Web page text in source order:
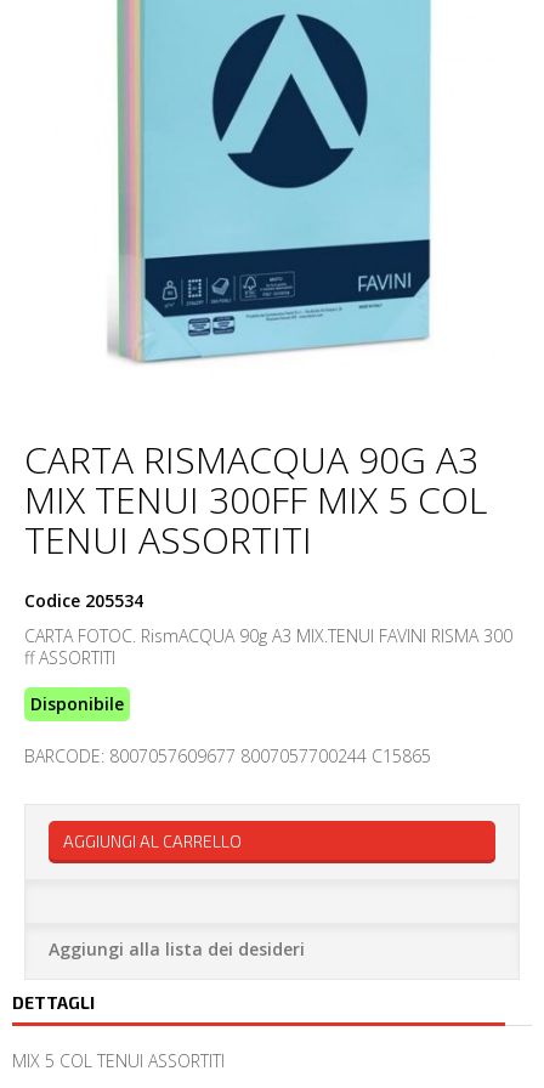
CARTA RISMACQUA 90G A3
MIX TENUI 300FF MIX 5 COL
TENUI ASSORTITI
Codice 205534
CARTA FOTOC. RismACQUA 90g A3 MIX.TENUI FAVINI RISMA 300
ff ASSORTITI
Disponibile
BARCODE: 8007057609677 8007057700244 C15865
AGGIUNGI AL CARRELLO
Aggiungi alla lista dei desideri
DETTAGLI
MIX 5 COL TENUI ASSORTITI